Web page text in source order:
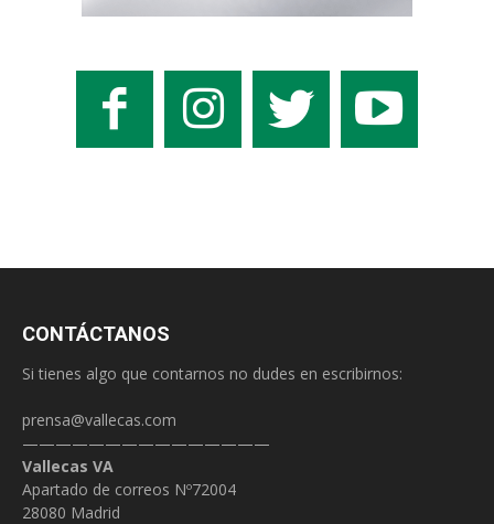
CONTÁCTANOS
Si tienes algo que contarnos no dudes en escribirnos:
prensa@vallecas.com
———————————————
Vallecas VA
Apartado de correos Nº72004
28080 Madrid